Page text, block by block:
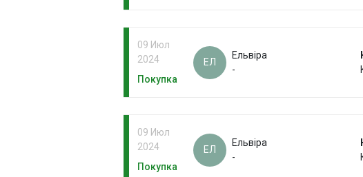
09 Июл
2024
Покупка
ЕЛ
Ельвіра
-
09 Июл
2024
Покупка
ЕЛ
Ельвіра
-